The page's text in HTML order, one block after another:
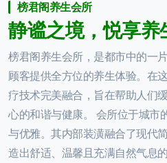
榜君阁养生会所
静谧之境，悦享养
榜君阁养生会所，是都市中的一
顾客提供全方位的养生体验。在
疗技术完美融合，旨在帮助人们
心的和谐与健康。 会所位于城市
与优雅。其内部装潢融合了现代
造出舒适、温馨且充满自然气息